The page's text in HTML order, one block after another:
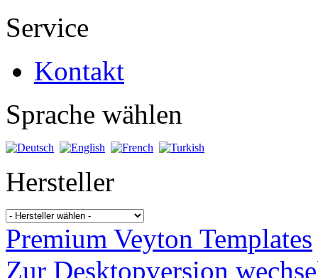
Service
Kontakt
Sprache wählen
Hersteller
Premium Veyton Templates
Zur Desktopversion